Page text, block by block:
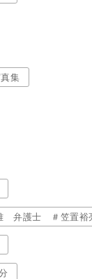
集
弁護士 ＃笠置